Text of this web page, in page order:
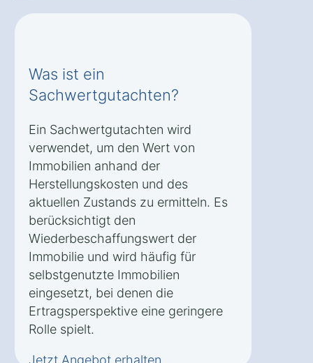
Was ist ein
Sachwertgutachten?
Ein Sachwertgutachten wird
verwendet, um den Wert von
Immobilien anhand der
Herstellungskosten und des
aktuellen Zustands zu ermitteln. Es
berücksichtigt den
Wiederbeschaffungswert der
Immobilie und wird häufig für
selbstgenutzte Immobilien
eingesetzt, bei denen die
Ertragsperspektive eine geringere
Rolle spielt.
Jetzt Angebot erhalten